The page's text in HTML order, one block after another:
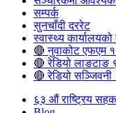
सम्पर्क
सुनचाँदी दररेट
स्वास्थ्य
🔴 नुवाकोट एफएम
🔴 रेडियो लाङटाङ
🔴 रेडियो सञ्जिवनी
६३ औं राष्ट्रिय